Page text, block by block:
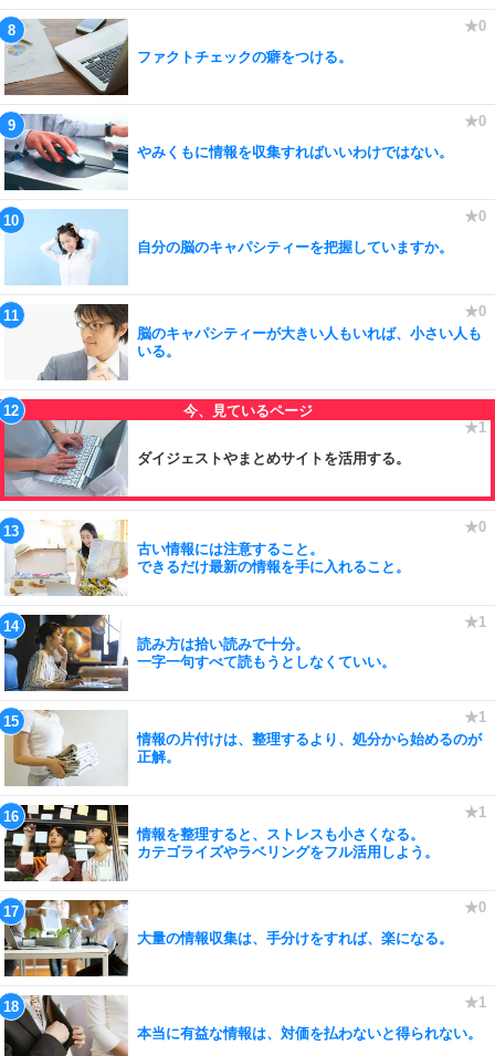
ファクトチェックの癖をつける。
やみくもに情報を収集すればいいわけではない。
自分の脳のキャパシティーを把握していますか。
脳のキャパシティーが大きい人もいれば、小さい人も
いる。
ダイジェストやまとめサイトを活用する。
古い情報には注意すること。
できるだけ最新の情報を手に入れること。
読み方は拾い読みで十分。
一字一句すべて読もうとしなくていい。
情報の片付けは、整理するより、処分から始めるのが
正解。
情報を整理すると、ストレスも小さくなる。
カテゴライズやラベリングをフル活用しよう。
大量の情報収集は、手分けをすれば、楽になる。
本当に有益な情報は、対価を払わないと得られない。